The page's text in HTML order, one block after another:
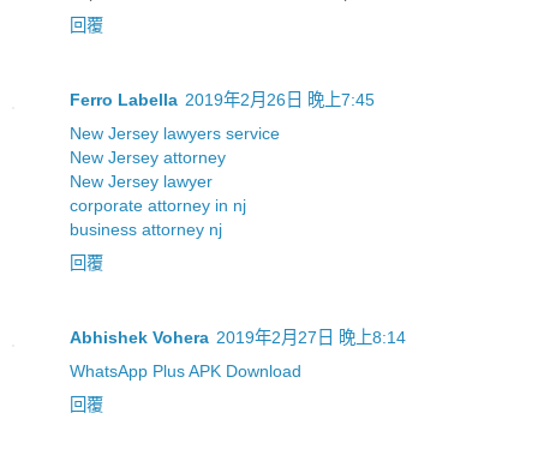
回覆
Ferro Labella 2019年2月26日 晚上7:45
New Jersey lawyers service
New Jersey attorney
New Jersey lawyer
corporate attorney in nj
business attorney nj
回覆
Abhishek Vohera 2019年2月27日 晚上8:14
WhatsApp Plus APK Download
回覆